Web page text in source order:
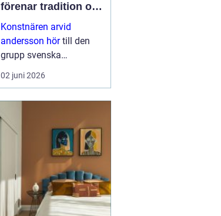
förenar tradition och
nutid
Konstnären arvid
andersson hörtill den
grupp svenska
bildskapare som rör sig
tryggt mellan klassisk
hans verk möts vardag
och fördjupning, ofta
med motiv som...
02 juni 2026